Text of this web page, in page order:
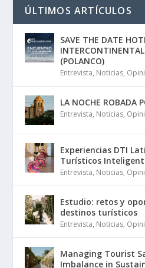
ÚLTIMOS ARTÍCULOS
SAVE THE DATE
INTERCONTINENTAL
(POLANCO)
Entrevista, Noticias,
LA NOCHE ROBADA
Entrevista, Noticias,
Experiencias DTI
Turísticos
Entrevista, Noticias,
Estudio: retos y
destinos turísticos
Entrevista, Noticias,
Managing Tourist
Imbalance in